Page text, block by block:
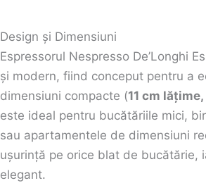
Design și Dimensiuni
Espressorul Nespresso De’Longhi
și modern, fiind conceput pentru a
dimensiuni compacte (11 cm
este ideal pentru bucătăriile mici,
sau apartamentele de dimensiuni
ușurință pe orice blat de bucătărie,
elegant.